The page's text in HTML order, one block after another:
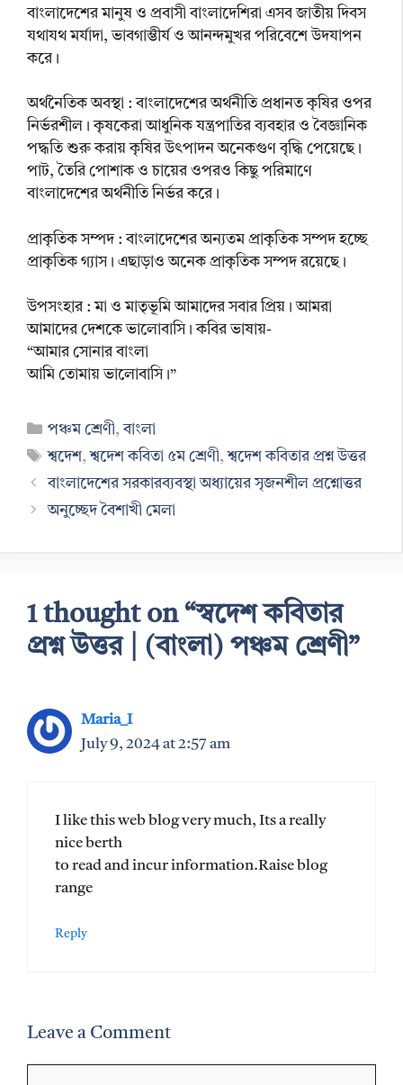
বাংলাদেশের মানুষ ও প্রবাসী বাংলাদেশিরা এসব জাতীয় দিবস
যথাযথ মর্যাদা, ভাবগাম্ভীর্য ও আনন্দমুখর পরিবেশে উদযাপন
করে।
অর্থনৈতিক অবস্থা : বাংলাদেশের অর্থনীতি প্রধানত কৃষির ওপর
নির্ভরশীল। কৃষকেরা আধুনিক যন্ত্রপাতির ব্যবহার ও বৈজ্ঞানিক
পদ্ধতি শুরু করায় কৃষির উৎপাদন অনেকগুণ বৃদ্ধি পেয়েছে।
পাট, তৈরি পোশাক ও চায়ের ওপরও কিছু পরিমাণে
বাংলাদেশের অর্থনীতি নির্ভর করে।
প্রাকৃতিক সম্পদ : বাংলাদেশের অন্যতম প্রাকৃতিক সম্পদ হচ্ছে
প্রাকৃতিক গ্যাস। এছাড়াও অনেক প্রাকৃতিক সম্পদ রয়েছে।
উপসংহার : মা ও মাতৃভূমি আমাদের সবার প্রিয়। আমরা
আমাদের দেশকে ভালোবাসি। কবির ভাষায়-
“আমার সোনার বাংলা
আমি তোমায় ভালোবাসি।”
Categories
পঞ্চম শ্রেণী,বাংলা
Tags
শ্বদেশ,শ্বদেশ কবিতা ৫ম শ্রেণী,শ্বদেশ কবিতার প্রশ্ন উত্তর
বাংলাদেশের সরকারব্যবস্থা অধ্যায়ের সৃজনশীল প্রশ্নোত্তর
অনুচ্ছেদ বৈশাখী মেলা
1 thought on “স্বদেশ কবিতার
প্রশ্ন উত্তর | (বাংলা) পঞ্চম শ্রেণী”
Maria_I
July 9, 2024 at 2:57 am
I like this web blog very much, Its a really
nice berth
to read and incur information.Raise blog
range
Reply
Leave a Comment